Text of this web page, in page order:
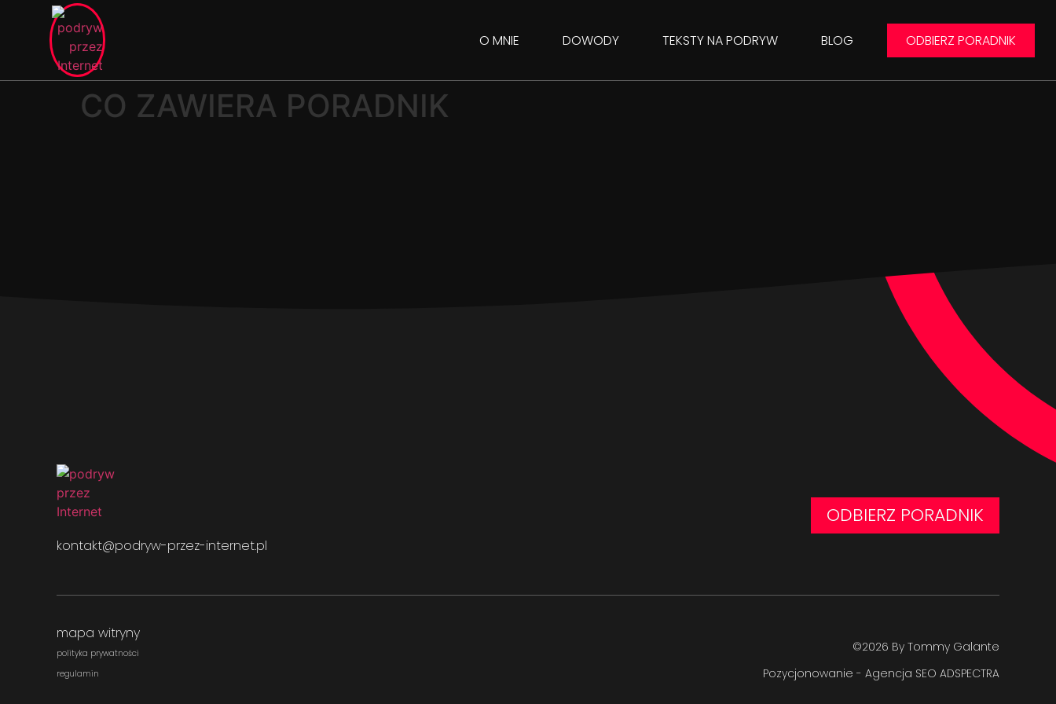
O MNIE DOWODY TEKSTY NA PODRYW BLOG ODBIERZ PORADNIK
CO ZAWIERA PORADNIK
kontakt@podryw-przez-internet.pl
ODBIERZ PORADNIK
mapa witryny
polityka prywatności
regulamin
©2026 By Tommy Galante
Pozycjonowanie - Agencja SEO ADSPECTRA